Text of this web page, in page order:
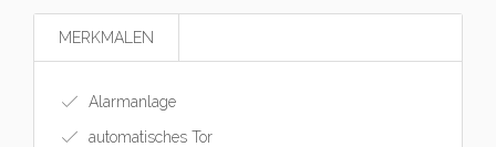
MERKMALEN
Alarmanlage
automatisches Tor